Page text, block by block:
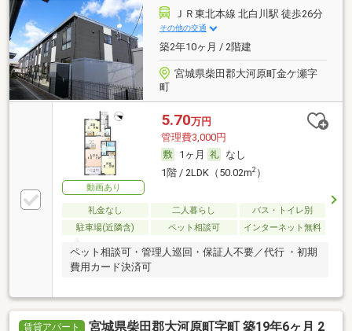
ＪＲ東北本線 北白川駅 徒歩26分
その他の交通
築2年10ヶ月 / 2階建
宮城県柴田郡大河原町金ケ瀬字
町
動画あり
5.70万円
管理費3,000円
1ヶ月
なし
1階 / 2LDK（50.02m2）
礼金なし 二人暮らし
バス・トイレ別
駐車場(近隣含)
ペット相談可 インターネット無料
ペット相談可・管理人巡回・保証人不要／代行 ・初期
費用カード決済可
賃貸アパート
宮城県柴田郡大河原町字町 築19年6ヶ月 2